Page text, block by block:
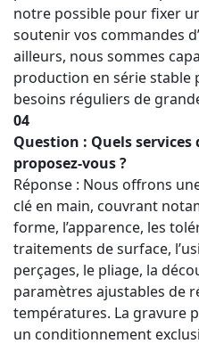
notre possible pour fixer
soutenir vos commandes
ailleurs, nous sommes
production en série stable
besoins réguliers de
04
Question : Quels
proposez-vous ?
Réponse : Nous offrons
clé en main, couvrant
forme, l’apparence, les
traitements de surface,
perçages, le pliage, la
paramètres ajustables de
températures. La gravure
un conditionnement